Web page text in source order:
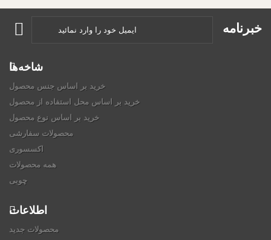
خبرنامه
شاخه‌ها
خرید بر اساس جنس محصول
خرید بر اساس محل استفاده از محصول
خرید بر اساس نوع محصول
محصولات سفارشی
اکسسوری
همه محصولات
چوبی
اطلاعات
محصولات جدید